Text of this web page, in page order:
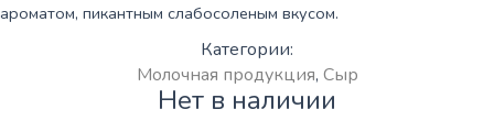
ароматом, пикантным слабосоленым вкусом.
Категории:
Молочная продукция, Сыр
Нет в наличии